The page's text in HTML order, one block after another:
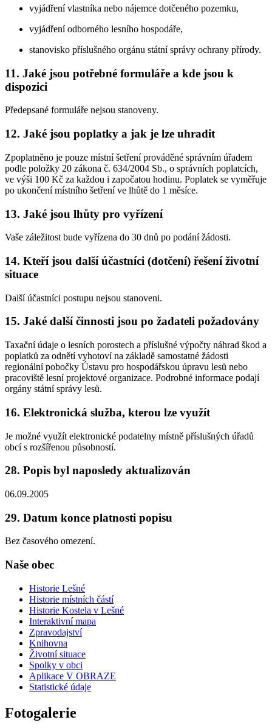
vyjádření vlastníka nebo nájemce dotčeného pozemku,
vyjádření odborného lesního hospodáře,
stanovisko příslušného orgánu státní správy ochrany přírody.
11. Jaké jsou potřebné formuláře a kde jsou k
dispozici
Předepsané formuláře nejsou stanoveny.
12. Jaké jsou poplatky a jak je lze uhradit
Zpoplatněno je pouze místní šetření prováděné správním úřadem
podle položky 20 zákona č. 634/2004 Sb., o správních poplatcích,
ve výši 100 Kč za každou i započatou hodinu. Poplatek se vyměřuje
po ukončení místního šetření ve lhůtě do 1 měsíce.
13. Jaké jsou lhůty pro vyřízení
Vaše záležitost bude vyřízena do 30 dnů po podání žádosti.
14. Kteří jsou další účastníci (dotčení) řešení životní
situace
Další účastníci postupu nejsou stanoveni.
15. Jaké další činnosti jsou po žadateli požadovány
Taxační údaje o lesních porostech a příslušné výpočty náhrad škod a
poplatků za odnětí vyhotoví na základě samostatné žádosti
regionální pobočky Ústavu pro hospodářskou úpravu lesů nebo
pracoviště lesní projektové organizace. Podrobné informace podají
orgány státní správy lesů.
16. Elektronická služba, kterou lze využít
Je možné využít elektronické podatelny místně příslušných úřadů
obcí s rozšířenou působností.
28. Popis byl naposledy aktualizován
06.09.2005
29. Datum konce platnosti popisu
Bez časového omezení.
Naše obec
Historie Lešné
Historie místních částí
Historie Kostela v Lešné
Interaktivní mapa
Zpravodajství
Knihovna
Životní situace
Spolky v obci
Aplikace V OBRAZE
Statistické údaje
Fotogalerie